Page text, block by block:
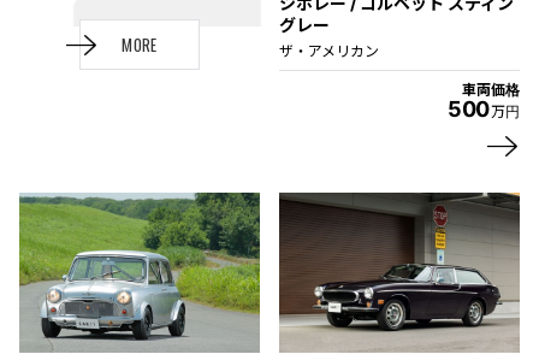
MORE
グレー
ザ・アメリカン
車両価格
500万円